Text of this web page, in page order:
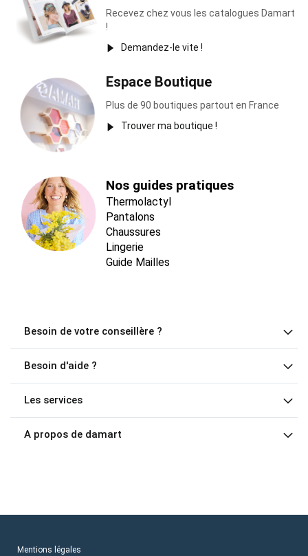
Recevez chez vous les catalogues Damart
!
Demandez-le vite !
Espace Boutique
Plus de 90 boutiques partout en France
Trouver ma boutique !
Nos guides pratiques
Thermolactyl
Pantalons
Chaussures
Lingerie
Guide Mailles
Besoin de votre conseillère ?
Besoin d'aide ?
Les services
A propos de damart
Mentions légales